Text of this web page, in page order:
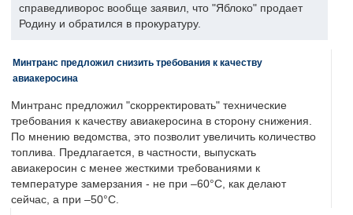
справедливорос вообще заявил, что "Яблоко" продает
Родину и обратился в прокуратуру.
Минтранс предложил снизить требования к качеству
авиакеросина
Минтранс предложил "скорректировать" технические
требования к качеству авиакеросина в сторону снижения.
По мнению ведомства, это позволит увеличить количество
топлива. Предлагается, в частности, выпускать
авиакеросин с менее жесткими требованиями к
температуре замерзания - не при –60°C, как делают
сейчас, а при –50°C.